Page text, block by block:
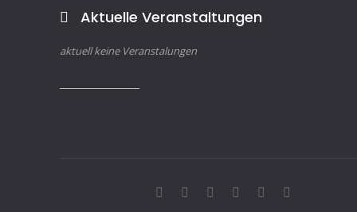
Aktuelle Veranstaltungen
aktuell keine Veranstalungen